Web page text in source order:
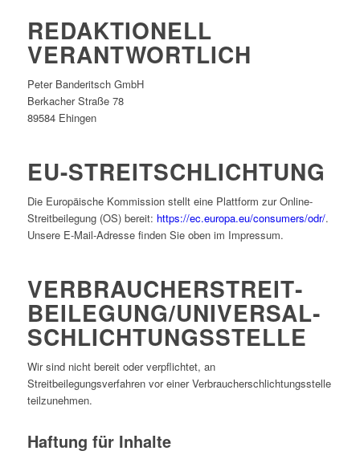
REDAKTIONELL
VERANTWORTLICH
Peter Banderitsch GmbH
Berkacher Straße 78
89584 Ehingen
EU-STREITSCHLICHTUNG
Die Europäische Kommission stellt eine Plattform zur Online-
Streitbeilegung (OS) bereit: https://ec.europa.eu/consumers/odr/.
Unsere E-Mail-Adresse finden Sie oben im Impressum.
VERBRAUCHER­STREIT­
BEILEGUNG/UNIVERSAL­
SCHLICHTUNGS­STELLE
Wir sind nicht bereit oder verpflichtet, an
Streitbeilegungsverfahren vor einer Verbraucherschlichtungsstelle
teilzunehmen.
Haftung für Inhalte